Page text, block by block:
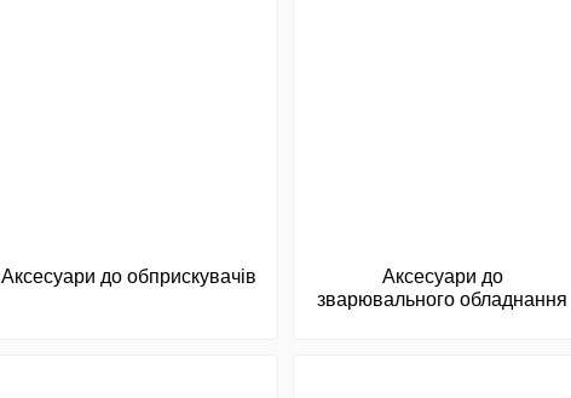
Аксесуари до обприскувачів
Аксесуари до
зварювального обладнання